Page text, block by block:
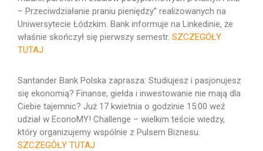
– Przeciwdziałanie praniu pieniędzy” realizowanych na
Uniwersytecie Łódzkim. Bank informuje na Linkedinie, że
właśnie skończył się pierwszy semestr. SZCZEGÓŁY
TUTAJ
Santander Bank Polska zaprasza: Studiujesz i pasjonujesz
się ekonomią? Finanse, giełda i inwestowanie nie mają dla
Ciebie tajemnic? Już 17 kwietnia o godzinie 15:00 weź
udział w EconoMY! Challenge – wielkim teście wiedzy,
który organizujemy wspólnie z Pulsem Biznesu.
SZCZEGÓŁY TUTAJ